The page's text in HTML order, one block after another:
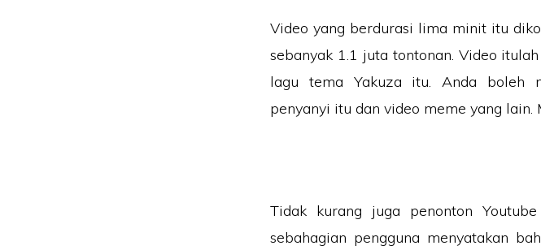
Video yang berdurasi lima minit itu
sebanyak 1.1 juta tontonan. Video
lagu tema Yakuza itu. Anda boleh
penyanyi itu dan video meme yang lain.
Tidak kurang juga penonton
sebahagian pengguna menyatakan